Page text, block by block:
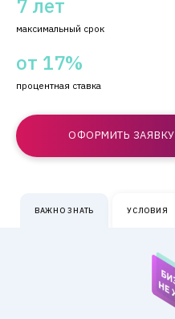
7 лет
максимальный срок
от 17%
процентная ставка
ОФОРМИТЬ ЗАЯВКУ
ВАЖНО ЗНАТЬ УСЛОВИЯ